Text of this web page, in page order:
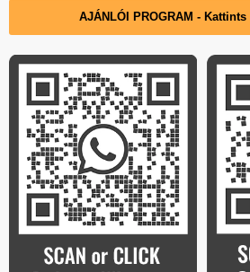
AJÁNLÓI PROGRAM -